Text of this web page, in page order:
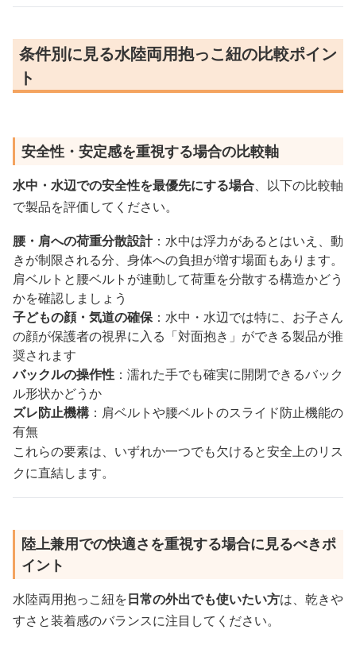
条件別に見る水陸両用抱っこ紐の比較ポイン
ト
安全性・安定感を重視する場合の比較軸
水中・水辺での安全性を最優先にする場合、以下の比較軸
で製品を評価してください。
腰・肩への荷重分散設計：水中は浮力があるとはいえ、動
きが制限される分、身体への負担が増す場面もあります。
肩ベルトと腰ベルトが連動して荷重を分散する構造かどう
かを確認しましょう
子どもの顔・気道の確保：水中・水辺では特に、お子さん
の顔が保護者の視界に入る「対面抱き」ができる製品が推
奨されます
バックルの操作性 ：濡れた手でも確実に開閉できるバック
ル形状かどうか
ズレ防止機構 ：肩ベルトや腰ベルトのスライド防止機能の
有無
これらの要素は、いずれか一つでも欠けると安全上のリス
クに直結します。
陸上兼用での快適さを重視する場合に見るべきポ
イント
水陸両用抱っこ紐を日常の外出でも使いたい方は、乾きや
すさと装着感のバランスに注目してください。